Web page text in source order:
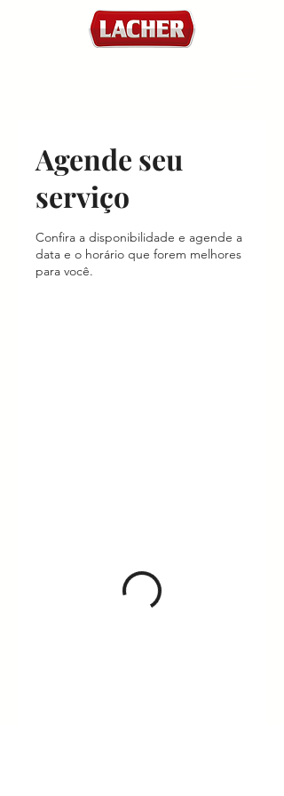
Agende seu
serviço
Confira a disponibilidade e agende a
data e o horário que forem melhores
para você.